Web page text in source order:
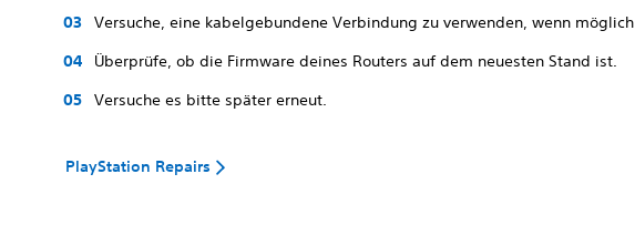
Versuche, eine kabelgebundene Verbindung zu verwenden, wenn
Überprüfe, ob die Firmware deines Routers auf dem neuesten Stand ist.
Versuche es bitte später erneut.
PlayStation Repairs